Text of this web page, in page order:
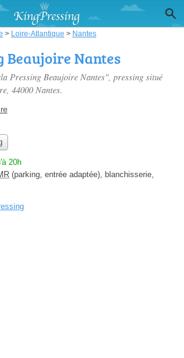
> Loire-Atlantique > Nantes
Beaujoire Nantes
Pressing Beaujoire Nantes", pressing situé
, 44000 Nantes.
20h
(parking, entrée adaptée), blanchisserie,